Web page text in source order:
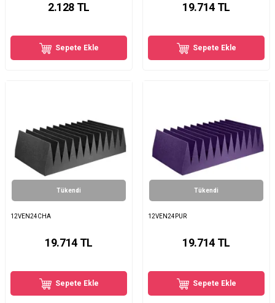
2.128 TL
Sepete Ekle
19.714TL
Sepete Ekle
Tükendi
12VEN24CHA
19.714TL
Sepete Ekle
Tükendi
12VEN24PUR
19.714TL
Sepete Ekle